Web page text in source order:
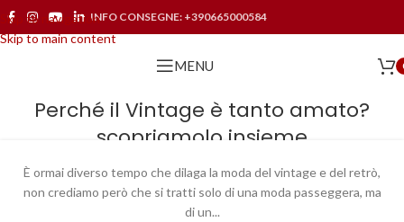
Skip to navigation
Skip to main content
INFO CONSEGNE: +390665000584
MENU
Perché il Vintage è tanto amato?
scopriamolo insieme
06
NOV
È ormai diverso tempo che dilaga la moda del vintage e del retrò,
non crediamo però che si tratti solo di una moda passeggera, ma
di un...